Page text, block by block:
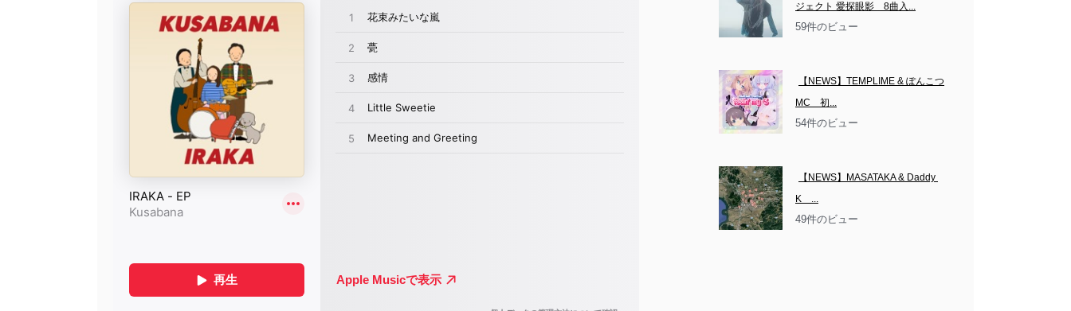
ジェクト 愛探眼影　8曲入...
59件のビュー
【NEWS】TEMPLIME & ぽんこつ
MC　初...
54件のビュー
【NEWS】MASATAKA & Daddy
K　...
49件のビュー